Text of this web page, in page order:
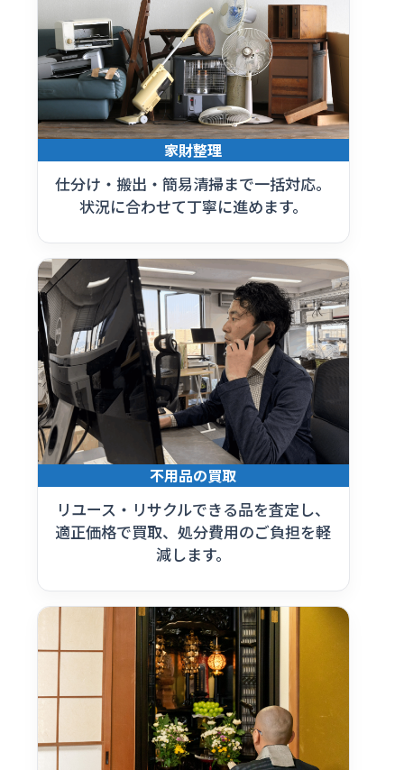
家財整理
仕分け・搬出・簡易清掃まで一括対応。
状況に合わせて丁寧に進めます。
不用品の買取
リユース・リサクルできる品を査定し、
適正価格で買取、処分費用のご負担を軽
減します。